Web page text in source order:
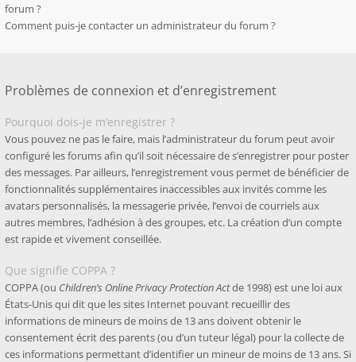
forum ?
Comment puis-je contacter un administrateur du forum ?
Problèmes de connexion et d’enregistrement
Pourquoi dois-je m’enregistrer ?
Vous pouvez ne pas le faire, mais l’administrateur du forum peut avoir
configuré les forums afin qu’il soit nécessaire de s’enregistrer pour poster
des messages. Par ailleurs, l’enregistrement vous permet de bénéficier de
fonctionnalités supplémentaires inaccessibles aux invités comme les
avatars personnalisés, la messagerie privée, l’envoi de courriels aux
autres membres, l’adhésion à des groupes, etc. La création d’un compte
est rapide et vivement conseillée.
Que signifie COPPA ?
COPPA (ou Children’s Online Privacy Protection Actde 1998) est une loi aux
États-Unis qui dit que les sites Internet pouvant recueillir des
informations de mineurs de moins de 13 ans doivent obtenir le
consentement écrit des parents (ou d’un tuteur légal) pour la collecte de
ces informations permettant d’identifier un mineur de moins de 13 ans. Si